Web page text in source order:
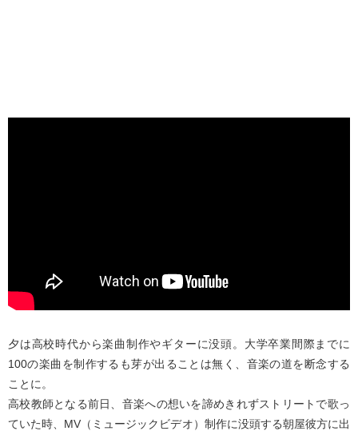
夕は高校時代から楽曲制作やギターに没頭。大学卒業間際までに
100の楽曲を制作するも芽が出ることは無く、音楽の道を断念する
ことに。
高校教師となる前日、音楽への想いを諦めきれずストリートで歌っ
ていた時、MV（ミュージックビデオ）制作に没頭する朝屋彼方に出